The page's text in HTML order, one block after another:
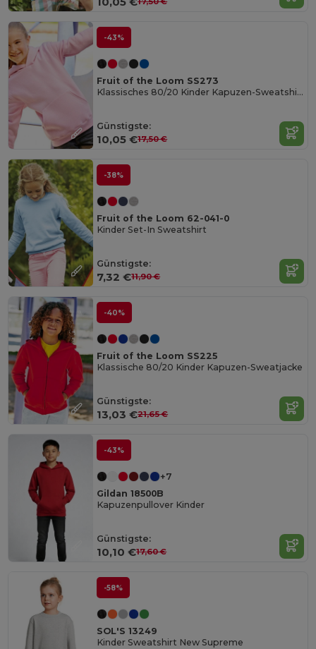
-43%
Fruit of the Loom SS273
Klassisches 80/20 Kinder Kapuzen-Sweatshirt
Günstigste:
10,05 €17,50 €
-38%
Fruit of the Loom 62-041-0
Kinder Set-In Sweatshirt
Günstigste:
7,32 €11,90 €
-40%
Fruit of the Loom SS225
Klassische 80/20 Kinder Kapuzen-Sweatjacke
Günstigste:
13,03 €21,65 €
-43%
+7
Gildan 18500B
Kapuzenpullover Kinder
Günstigste:
10,10 €17,60 €
-58%
SOL'S 13249
Kinder Sweatshirt New Supreme